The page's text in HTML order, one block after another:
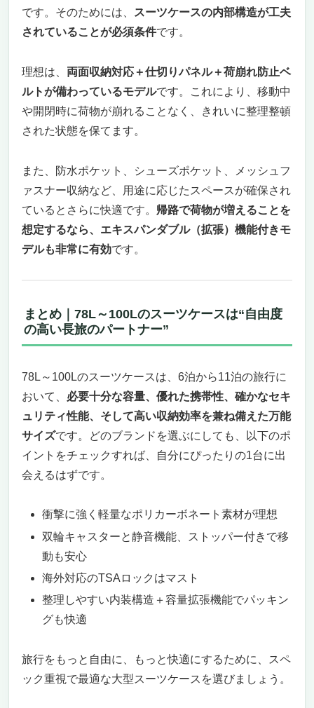
です。そのためには、
スーツケースの内部構造が工夫
されていることが必須条件です。
理想は、 両面収納対応＋仕切りパネル＋荷崩れ防止ベ
ルトが備わっているモデルです。これにより、移動中
や開閉時に荷物が崩れることなく、きれいに整理整頓
された状態を保てます。
また、防水ポケット、シューズポケット、メッシュフ
ァスナー収納など、用途に応じたスペースが確保され
ているとさらに快適です。 帰路で荷物が増えることを
想定するなら、エキスパンダブル（拡張）機能付きモ
デルも非常に有効です。
まとめ｜78L～100Lのスーツケースは“自由度
の高い長旅のパートナー”
78L～100Lのスーツケースは、6泊から11泊の旅行に
おいて、 必要十分な容量、優れた携帯性、確かなセキ
ュリティ性能、そして高い収納効率を兼ね備えた万能
サイズです。どのブランドを選ぶにしても、以下のポ
イントをチェックすれば、自分にぴったりの1台に出
会えるはずです。
衝撃に強く軽量なポリカーボネート素材が理想
双輪キャスターと静音機能、ストッパー付きで移
動も安心
海外対応のTSAロックはマスト
整理しやすい内装構造＋容量拡張機能でパッキン
グも快適
旅行をもっと自由に、もっと快適にするために、スペ
ック重視で最適な大型スーツケースを選びましょう。